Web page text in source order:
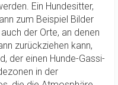
Ein Hundesitter,
zum Beispiel Bilder
der Orte, an denen
zurückziehen kann,
der einen Hunde-Gassi-
in der